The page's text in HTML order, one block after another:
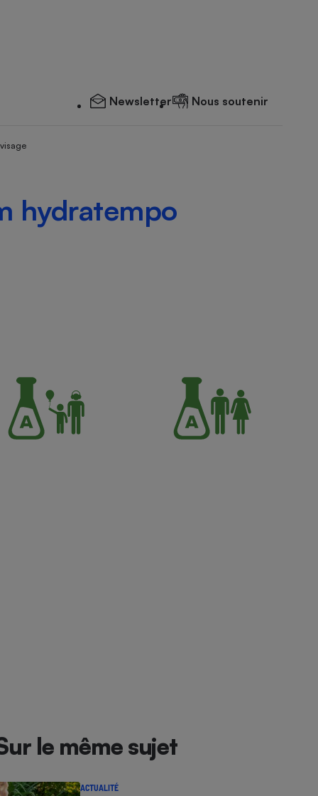
Newsletter Nous soutenir
hydratempo
le même sujet
ACTUALITÉ